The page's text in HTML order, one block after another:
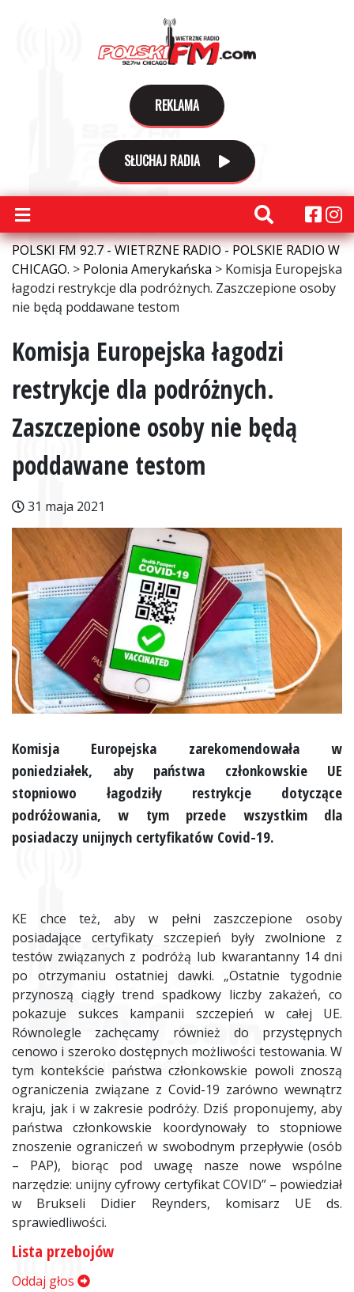
REKLAMA
SŁUCHAJ RADIA
POLSKI FM 92.7 - WIETRZNE RADIO - POLSKIE RADIO W
CHICAGO. > Polonia Amerykańska > Komisja Europejska
łagodzi restrykcje dla podróżnych. Zaszczepione osoby
nie będą poddawane testom
Komisja Europejska łagodzi
restrykcje dla podróżnych.
Zaszczepione osoby nie będą
poddawane testom
31 maja 2021
Komisja Europejska zarekomendowała w
poniedziałek, aby państwa członkowskie UE
stopniowo łagodziły restrykcje dotyczące
podróżowania, w tym przede wszystkim dla
posiadaczy unijnych certyfikatów Covid-19.
KE chce też, aby w pełni zaszczepione osoby
posiadające certyfikaty szczepień były zwolnione z
testów związanych z podróżą lub kwarantanny 14 dni
po otrzymaniu ostatniej dawki. „Ostatnie tygodnie
przynoszą ciągły trend spadkowy liczby zakażeń, co
pokazuje sukces kampanii szczepień w całej UE.
Równolegle zachęcamy również do przystępnych
cenowo i szeroko dostępnych możliwości testowania. W
tym kontekście państwa członkowskie powoli znoszą
ograniczenia związane z Covid-19 zarówno wewnątrz
kraju, jak i w zakresie podróży. Dziś proponujemy, aby
państwa członkowskie koordynowały to stopniowe
znoszenie ograniczeń w swobodnym przepływie (osób
– PAP), biorąc pod uwagę nasze nowe wspólne
narzędzie: unijny cyfrowy certyfikat COVID” – powiedział
w Brukseli Didier Reynders, komisarz UE ds.
sprawiedliwości.
Lista przebojów
Oddaj głos